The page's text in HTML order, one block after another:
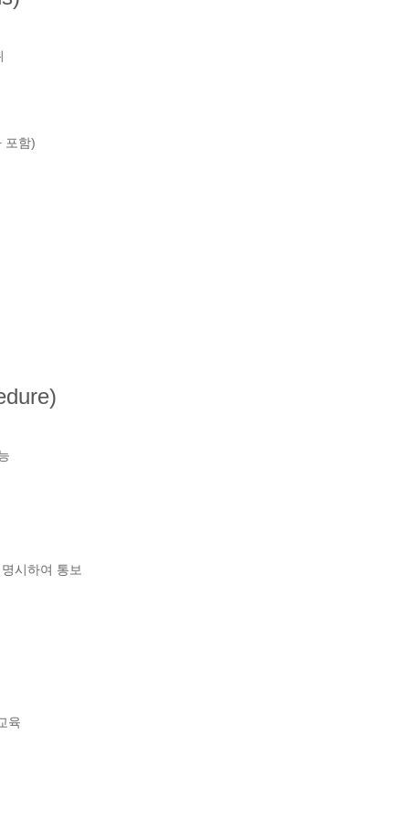
포함)
시하여 통보
육